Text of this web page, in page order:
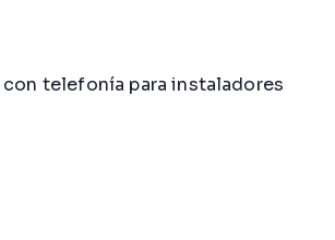
telefonía para instaladores